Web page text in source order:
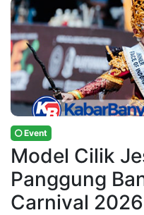
Event
Model Cilik
Panggung
Carnival